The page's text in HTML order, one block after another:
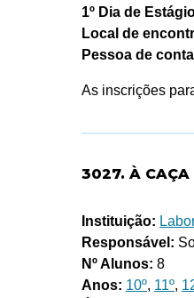
1º Dia de
Local de
Pessoa de
As inscrições
3027. À CAÇA
Instituição:
Responsável:
Nº Alunos: 8
Anos: 10º, 11º,